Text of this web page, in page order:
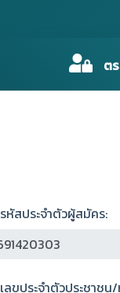
ต
หัสประจำตัวผู้สมัคร:
ลขประจำตัวประชาชน